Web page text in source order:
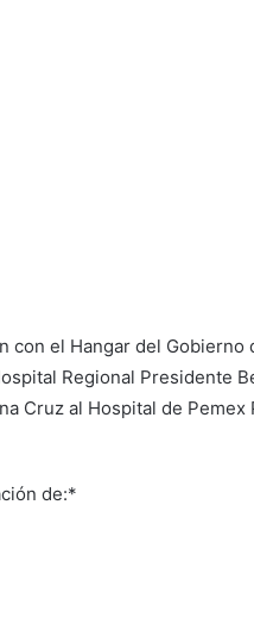
el Hangar del Gobierno
Regional Presidente
Cruz al Hospital de Pemex
de:*